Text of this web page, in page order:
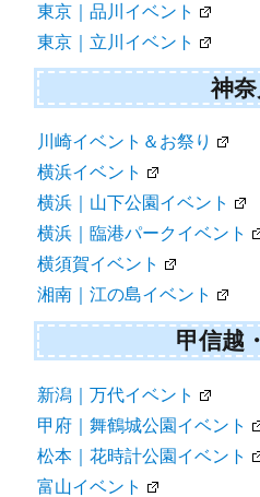
東京｜品川イベント
東京｜立川イベント
神奈
川崎イベント＆お祭り
横浜イベント
横浜｜山下公園イベント
横浜｜臨港パークイベント
横須賀イベント
湘南｜江の島イベント
甲信越
新潟｜万代イベント
甲府｜舞鶴城公園イベント
松本｜花時計公園イベント
富山イベント